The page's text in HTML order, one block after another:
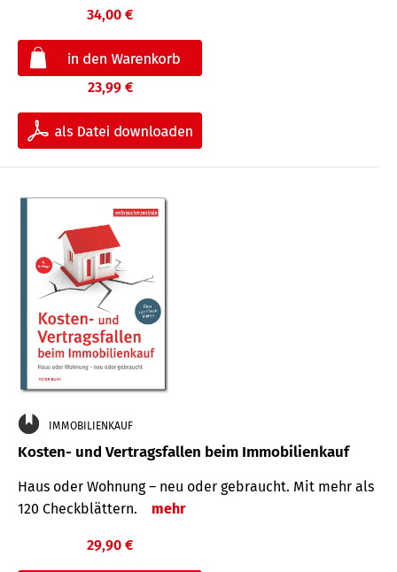
34,00 €
23,99 €
IMMOBILIENKAUF
Kosten- und Vertragsfallen beim Immobilienkauf
Haus oder Wohnung – neu oder gebraucht. Mit mehr als
120 Check­blättern.
mehr
29,90 €